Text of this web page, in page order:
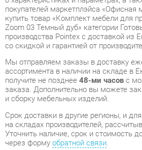
Мы отправляем заказы в доставку
ассортимента в наличии на складе в
получите не позднее48-ми часов с
заказа. Дополнительно вы можете
и сборку мебельных изделий.
Срок доставки в другие регионы, и для
на складах производителей,
Уточнить наличие, срок и стоимость
через формуобратной связи
В любой момент до передачи заказа в
течение 7-ми дней после получения
изменить выборили принять решение
Несмотря на качественную упаковку,
могут быть повреждены при